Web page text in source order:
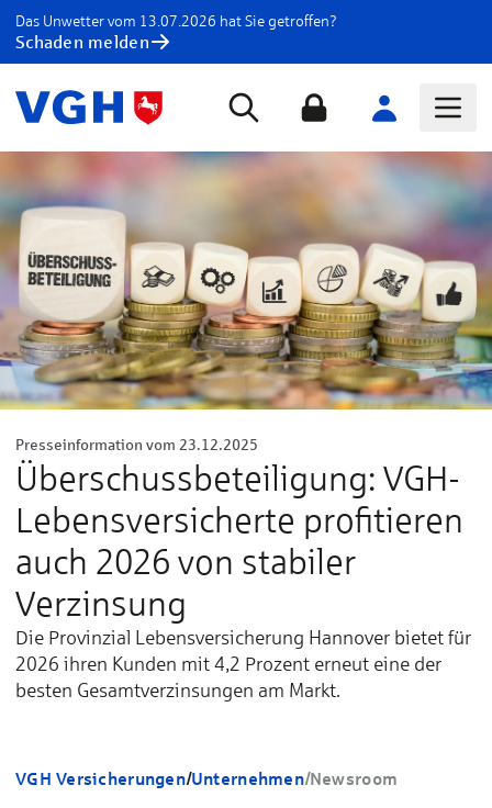
Das Unwetter vom 13.07.2026 hat Sie getroffen?
Schaden melden
Presseinformation vom 23.12.2025
Überschussbeteiligung: VGH-
Lebensversicherte profitieren
auch 2026 von stabiler
Verzinsung
Die Provinzial Lebensversicherung Hannover bietet für
2026 ihren Kunden mit 4,2 Prozent erneut eine der
besten Gesamtverzinsungen am Markt.
VGH Versicherungen/Unternehmen/Newsroom